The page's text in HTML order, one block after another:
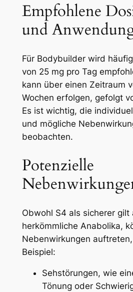
Empfohlene
und
Für Bodybuilder wird
von 25 mg pro Tag
kann über einen Zeitraum
Wochen erfolgen, gefolgt
Es ist wichtig, die
und mögliche
beobachten.
Potenzielle
Obwohl S4 als sicherer gilt
herkömmliche Anabolika,
Nebenwirkungen
Beispiel:
Sehstörungen, wie
Tönung oder